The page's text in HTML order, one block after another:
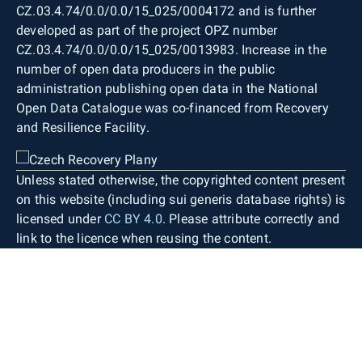
CZ.03.4.74/0.0/0.0/15_025/0004172 and is further
developed as part of the project OPZ number
CZ.03.4.74/0.0/0.0/15_025/0013983. Increase in the
number of open data producers in the public
administration publishing open data in the National
Open Data Catalogue was co-financed from Recovery
and Resilience Facility.
Unless stated otherwise, the copyrighted content present
on this website (including sui generis database rights) is
licensed under CC BY 4.0. Please attribute correctly and
link to the licence when reusing the content.